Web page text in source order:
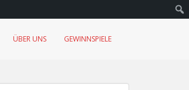
ÜBER UNS GEWINNSPIELE